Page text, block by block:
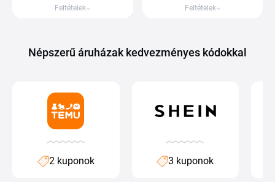
Feltételek
Feltételek
Népszerű áruházak kedvezményes kódokkal
2 kuponok 3 kuponok